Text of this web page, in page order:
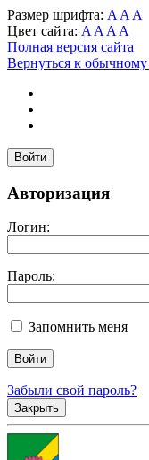
Размер шрифта: A A A
Цвет сайта: A A A A
Полная версия сайта
Вернуться к
Войти
Авторизация
Логин:
Пароль:
Запомнить меня
Забыли свой пароль?
Закрыть